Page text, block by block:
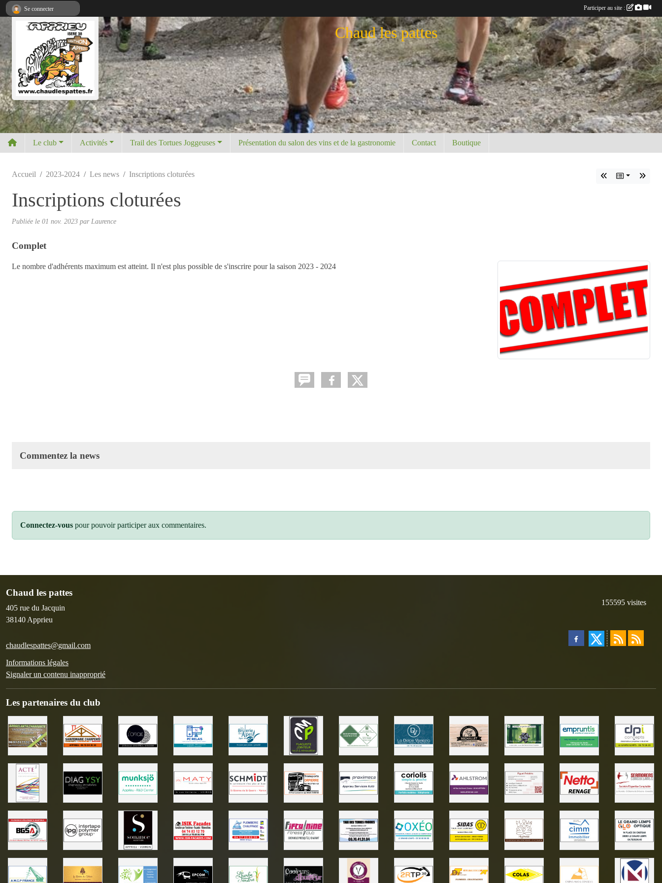
Chaud les pattes
Le club Activités Trail des Tortues Joggeuses Présentation du salon des vins et de la gastronomie Contact Boutique
Accueil 2023-2024 Les news Inscriptions cloturées
Inscriptions cloturées
Publiée le 01 nov. 2023 par Laurence
Complet
Le nombre d'adhérents maximum est atteint. Il n'est plus possible de s'inscrire pour la saison 2023 - 2024
Commentez la news
Connectez-vous pour pouvoir participer aux commentaires.
Chaud les pattes
405 rue du Jacquin
38140 Apprieu
chaudlespattes@gmail.com
Informations légales
Signaler un contenu inapproprié
155595 visites
Les partenaires du club
Se connecter Participer au site :
Panneau de gestion des cookies